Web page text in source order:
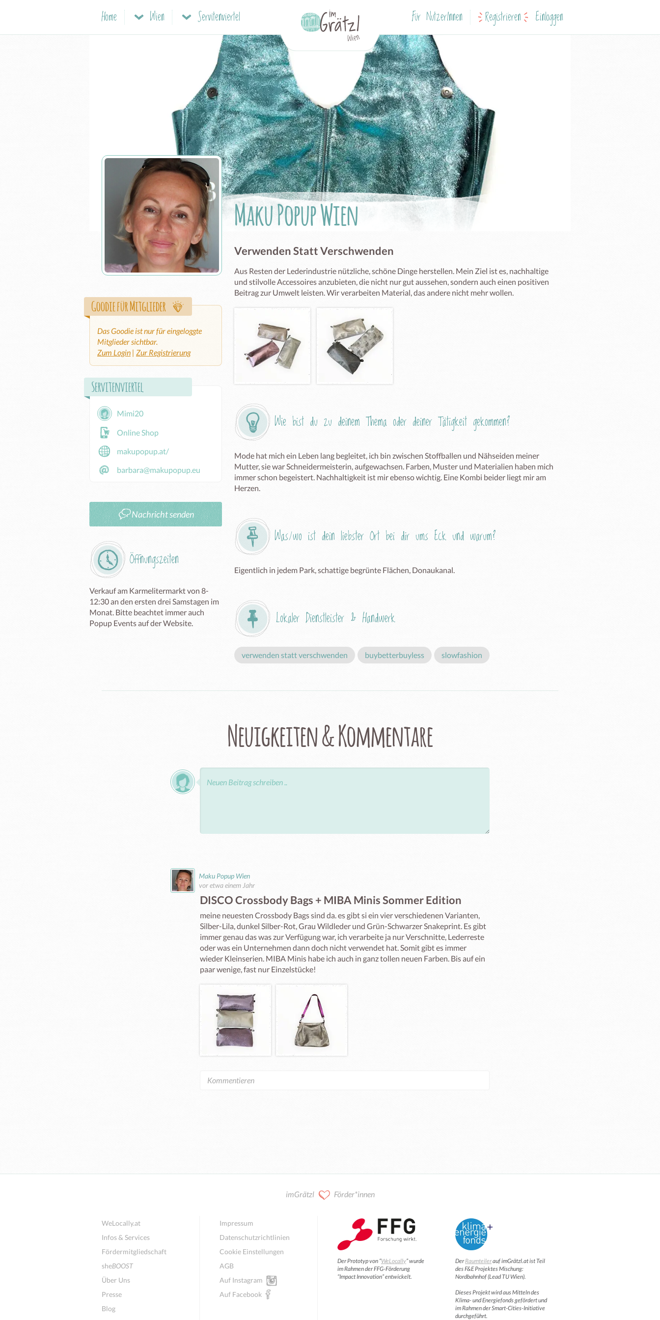
Home Wien Servitenviertel Für NutzerInnen Registrieren Einloggen
Maku Popup Wien
Verwenden Statt Verschwenden
Aus Resten der Lederindustrie nützliche, schöne Dinge herstellen. Mein Ziel ist es, nachhaltige
und stilvolle Accessoires anzubieten, die nicht nur gut aussehen, sondern auch einen positiven
Beitrag zur Umwelt leisten. Wir verarbeiten Material, das andere nicht mehr wollen.
Wie bist du zu deinem Thema oder deiner Tätigkeit gekommen?
Mode hat mich ein Leben lang begleitet, ich bin zwischen Stoffballen und Nähseiden meiner
Mutter, sie war Schneidermeisterin, aufgewachsen. Farben, Muster und Materialien haben mich
immer schon begeistert. Nachhaltigkeit ist mir ebenso wichtig. Eine Kombi beider liegt mir am
Herzen.
Was/wo ist dein liebster Ort bei dir ums Eck und warum?
Eigentlich in jedem Park, schattige begrünte Flächen, Donaukanal.
Lokaler Dienstleister & Handwerk
verwenden statt verschwenden buybetterbuyless slowfashion
Goodie für Mitglieder
Das Goodie ist nur für eingeloggte
Mitglieder sichtbar.
Zum Login | Zur Registrierung
Servitenviertel
Mimi20
Online Shop
makupopup.at/
barbara@makupopup.eu
Nachricht senden
Öffnungszeiten
Verkauf am Karmelitermarkt von 8-
12:30 an den ersten drei Samstagen im
Monat. Bitte beachtet immer auch
Popup Events auf der Website.
Neuigkeiten & Kommentare
Maku Popup Wien
vor etwa einem Jahr
DISCO Crossbody Bags + MIBA Minis Sommer Edition
meine neuesten Crossbody Bags sind da. es gibt si ein vier verschiedenen Varianten,
Silber-Lila, dunkel Silber-Rot, Grau Wildleder und Grün-Schwarzer Snakeprint. Es gibt
immer genau das was zur Verfügung war, ich verarbeite ja nur Verschnitte, Lederreste
oder was ein Unternehmen dann doch nicht verwendet hat. Somit gibt es immer
wieder Kleinserien. MIBA Minis habe ich auch in ganz tollen neuen Farben. Bis auf ein
paar wenige, fast nur Einzelstücke!
imGrätzl Förder*innen
WeLocally.at
Infos & Services
Fördermitgliedschaft
sheBOOST
Über Uns
Presse
Blog
Impressum
Datenschutzrichtlinien
Cookie Einstellungen
AGB
Auf Instagram
Auf Facebook
Der Prototyp von “WeLocally” wurde
im Rahmen der FFG-Förderung
“Impact Innovation” entwickelt.
DerRaumteilerauf imGrätzl.at ist Teil
des F&E Projektes Mischung:
Nordbahnhof (Lead TU Wien).
Dieses Projekt wird aus Mitteln des
Klima- und Energiefonds gefördert und
im Rahmen der Smart-Cities-Initiative
durchgeführt.